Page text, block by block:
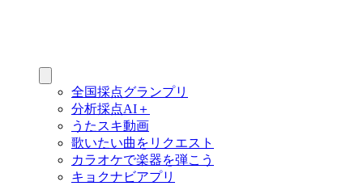
全国採点グランプリ
分析採点AI＋
うたスキ動画
歌いたい曲をリクエスト
カラオケで楽器を弾こう
キョクナビアプリ